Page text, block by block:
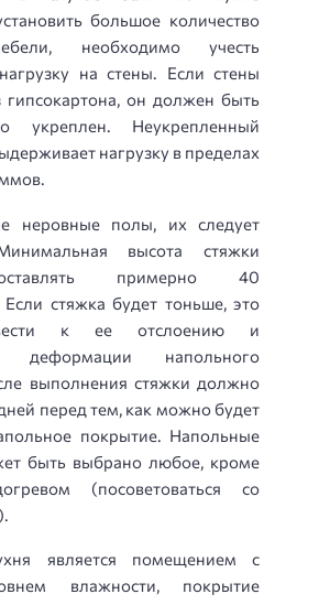
большое количество
необходимо учесть
на стены. Если стены
он должен быть
укреплен. Неукрепленный
нагрузку в пределах
неровные полы, их следует
высота стяжки
примерно 40
стяжка будет тоньше, это
к ее отслоению и
деформации напольного
выполнения стяжки должно
перед тем, как можно будет
покрытие. Напольные
быть выбрано любое, кроме
(посоветоваться со
является помещением с
влажности, покрытие